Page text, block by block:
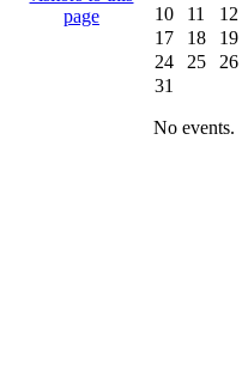
10
11 12
17
18 19
24
25 26
31
No events.